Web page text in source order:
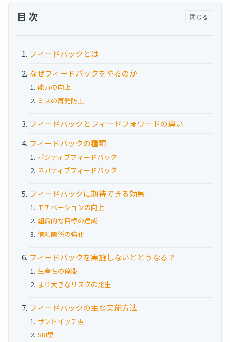
お役立ち資料
メルマガ登録
フィードバックとは
なぜフィードバックをやるのか
能力の向上
ミスの再発防止
フィードバックとフィードフォワードの違い
フィードバックの種類
ポジティブフィードバック
ネガティブフィードバック
フィードバックに期待できる効果
モチベーションの向上
組織的な目標の達成
信頼関係の強化
フィードバックを実施しないとどうなる？
生産性の停滞
より大きなリスクの発生
フィードバックの主な実施方法
サンドイッチ型
SBI型
目次 閉じる